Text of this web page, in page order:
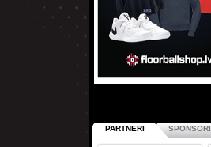
PARTNERI SPONSORI